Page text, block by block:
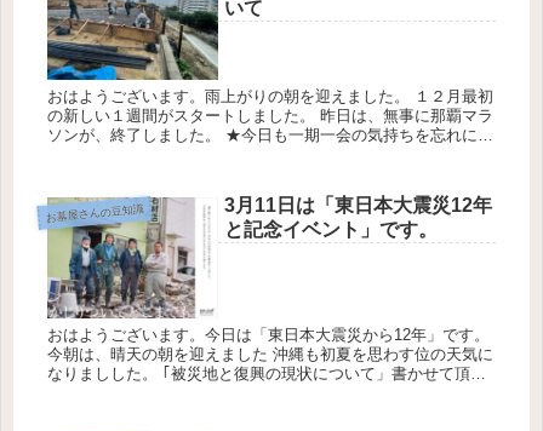
いて
おはようございます。雨上がりの朝を迎えました。 １２月最初
の新しい１週間がスタートしました。 昨日は、無事に那覇マラ
ソンが、終了しました。 ★今日も一期一会の気持ちを忘れにお
お墓屋さんの豆知識
3月11日は「東日本大震災12年
と記念イベント」です。
おはようございます。今日は「東日本大震災から12年」です。
今朝は、晴天の朝を迎えました 沖縄も初夏を思わす位の天気に
なりましした。 ｢被災地と復興の現状について」書かせて頂き